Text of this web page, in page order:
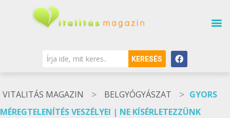
KERESÉS
VITALITÁS MAGAZIN > BELGYÓGYÁSZAT > GYORS
MÉREGTELENÍTÉS VESZÉLYEI | NE KÍSÉRLETEZZÜNK